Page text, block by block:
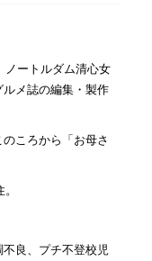
ノートルダム清心女
メ誌の編集・製作
ころから「お母さ
良、プチ不登校児